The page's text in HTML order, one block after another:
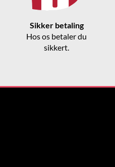
Sikker betaling
Hos os betaler du
sikkert.